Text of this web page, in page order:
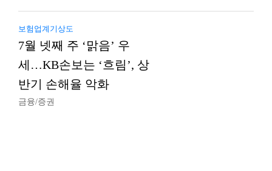
보험업계기상도
7월 넷째 주 ‘맑음’ 우
세…KB손보는 ‘흐림’, 상
반기 손해율 악화
금융/증권